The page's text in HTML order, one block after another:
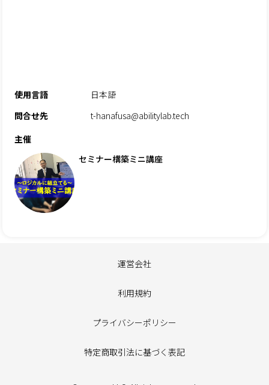
使用言語
日本語
問合せ先
t-hanafusa@abilitylab.tech
主催
セミナー構築ミニ講座
運営会社
利用規約
プライバシーポリシー
特定商取引法に基づく表記